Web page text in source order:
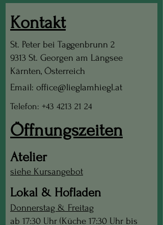
Kontakt
St. Peter bei Taggenbrunn 2
9313 St. Georgen am Längsee
Kärnten, Österreich
Email: office@lieglamhiegl.at
Telefon: +43 4213 21 24
Öffnungszeiten
Atelier
siehe Kursangebot
Lokal & Hofladen
Donnerstag & Freitag
ab 17:30 Uhr (Küche 17:30 Uhr bis